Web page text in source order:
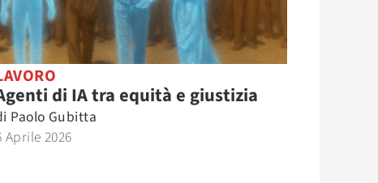
di IA tra equità e giustizia
Paolo Gubitta
Aprile 2026